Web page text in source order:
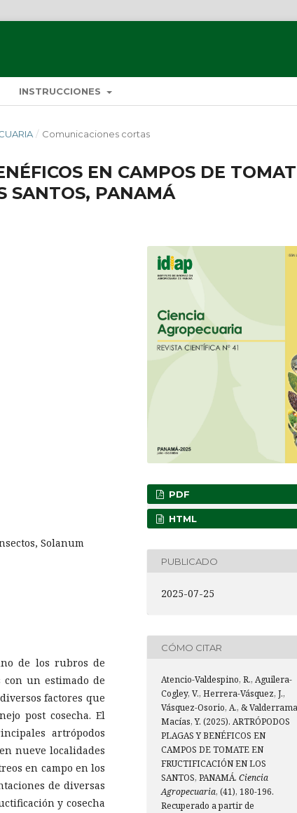
INSTRUCCIONES
/ Comunicaciones cortas
EN CAMPOS DE
SANTOS, PANAMÁ
Solanum
de los rubros de
un estimado de
factores que
post cosecha. El
artrópodos
nueve localidades
en campo en los
de diversas
y cosecha
PDF
HTML
PUBLICADO
2025-07-25
CÓMO CITAR
Atencio-Valdespino, R., Aguilera-
Cogley, V., Herrera-Vásquez, J.,
Vásquez-Osorio, A., &
Macías, Y. (2025). ARTRÓPODOS
PLAGAS Y BENÉFICOS EN
CAMPOS DE TOMATE EN
FRUCTIFICACIÓN EN LOS
SANTOS, PANAMÁ. Ciencia
Agropecuaria, (41), 180-196.
Recuperado a partir de